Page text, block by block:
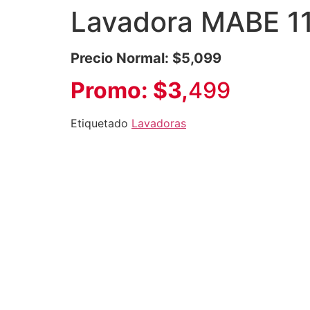
Lavadora MABE
Precio Normal: $5,099
Promo: $3,499
Etiquetado Lavadoras